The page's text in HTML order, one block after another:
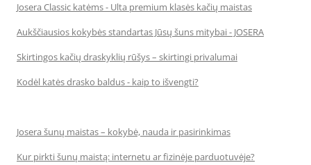
Josera Classic katėms - Ulta premium klasės kačių maistas
Aukščiausios kokybės standartas Jūsų šuns mitybai - JOSERA
Skirtingos kačių draskyklių rūšys – skirtingi privalumai
Kodėl katės drasko baldus - kaip to išvengti?
Josera šunų maistas – kokybė, nauda ir pasirinkimas
Kur pirkti šunų maistą: internetu ar fizinėje parduotuvėje?